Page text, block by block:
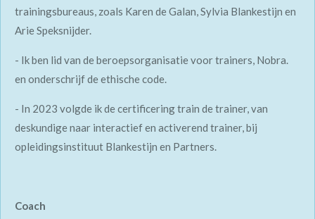
trainingsbureaus, zoals Karen de Galan, Sylvia Blankestijn en
Arie Speksnijder.
- Ik ben lid van de beroepsorganisatie voor trainers, Nobra.
en onderschrijf de ethische code.
- In 2023 volgde ik de certificering train de trainer, van
deskundige naar interactief en activerend trainer,bij
opleidingsinstituut Blankestijn en Partners.
Coach